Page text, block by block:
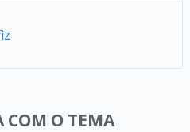
COM O TEMA